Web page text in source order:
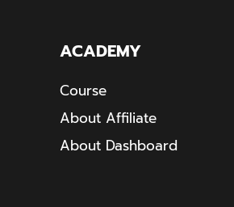
ACADEMY
Course
About Affiliate
About Dashboard